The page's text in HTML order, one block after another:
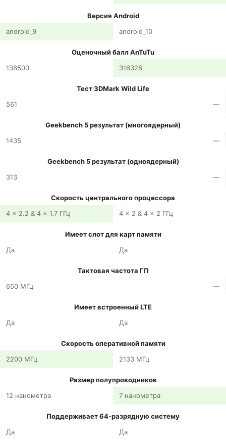
Версия Android
android_9
android_10
Оценочный балл AnTuTu
138500
316328
Тест 3DMark Wild Life
561
—
Geekbench 5 результат (многоядерный)
1435
—
Geekbench 5 результат (одноядерный)
313
—
Скорость центрального процессора
4 x 2.2 & 4 x 1.7 ГГц
4 x 2 & 4 x 2 ГГц
Имеет слот для карт памяти
Да
Да
Тактовая частота ГП
650 МГц
—
Имеет встроенный LTE
Да
Да
Скорость оперативной памяти
2200 МГц
2133 МГц
Размер полупроводников
12 нанометра
7 нанометра
Поддерживает 64-разрядную систему
Да
Да